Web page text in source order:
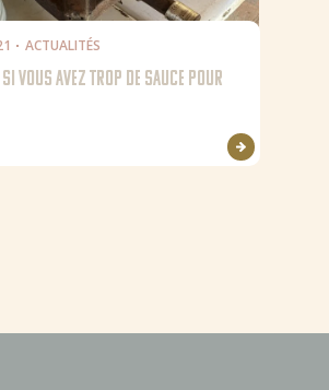
ACTUALITÉS
SI VOUS AVEZ TROP DE SAUCE POUR